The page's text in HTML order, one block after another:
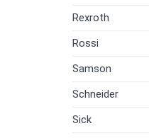
Rexroth
Rossi
Samson
Schneider
Sick